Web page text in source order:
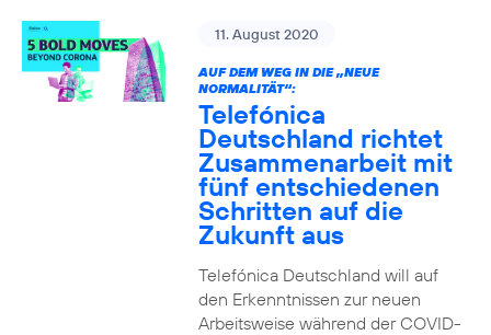
11. August 2020
AUF DEM WEG IN DIE „NEUE
NORMALITÄT“:
Telefónica
Deutschland richtet
Zusammenarbeit mit
fünf entschiedenen
Schritten auf die
Zukunft aus
Telefónica Deutschland will auf
den Erkenntnissen zur neuen
Arbeitsweise während der COVID-